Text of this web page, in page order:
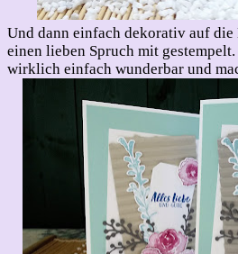
Und dann einfach dekorativ auf
einen lieben Spruch mit
wirklich einfach wunderbar und